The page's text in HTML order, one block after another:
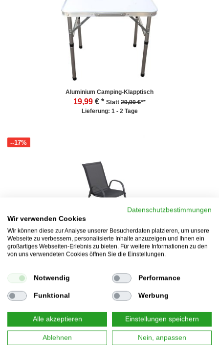
Aluminium Camping-Klapptisch
19,99 € * Statt 29,99 €**
Lieferung: 1 - 2 Tage
Gartenstuhl Stapelstuhl Manor, Metallgestell
24,95
--17%
€ *Statt 29,95 €**
Lieferung: 1 - 2 Tage
Datenschutzbestimmungen
Wir verwenden Cookies
Wir können diese zur Analyse unserer Besucherdaten platzieren, um unsere
Webseite zu verbessern, personalisierte Inhalte anzuzeigen und Ihnen ein
großartiges Webseiten-Erlebnis zu bieten. Für weitere Informationen zu den
von uns verwendeten Cookies öffnen Sie die Einstellungen.
Notwendig Performance
Funktional Werbung
Alle akzeptieren Einstellungen speichern
Ablehnen Nein, anpassen